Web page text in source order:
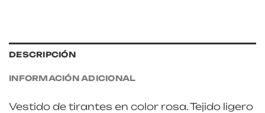
DESCRIPCIÓN
INFORMACIÓN ADICIONAL
Vestido de tirantes en color rosa. Tejido ligero